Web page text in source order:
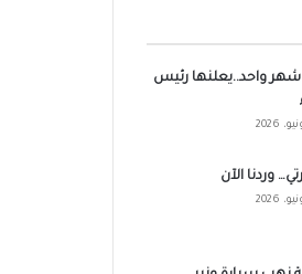
واحد..يعلنها رئيس
وردنا الآن